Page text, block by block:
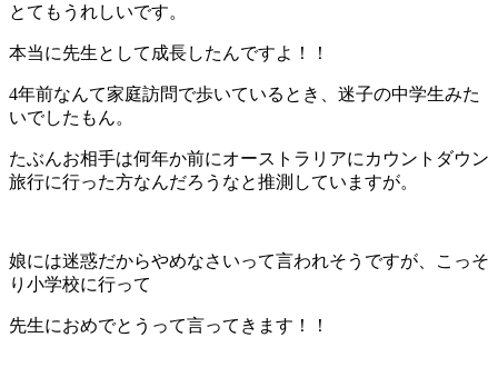
とてもうれしいです。
本当に先生として成長したんですよ！！
4年前なんて家庭訪問で歩いているとき、迷子の中学生みた
いでしたもん。
たぶんお相手は何年か前にオーストラリアにカウントダウン
旅行に行った方なんだろうなと推測していますが。
娘には迷惑だからやめなさいって言われそうですが、こっそ
り小学校に行って
先生におめでとうって言ってきます！！